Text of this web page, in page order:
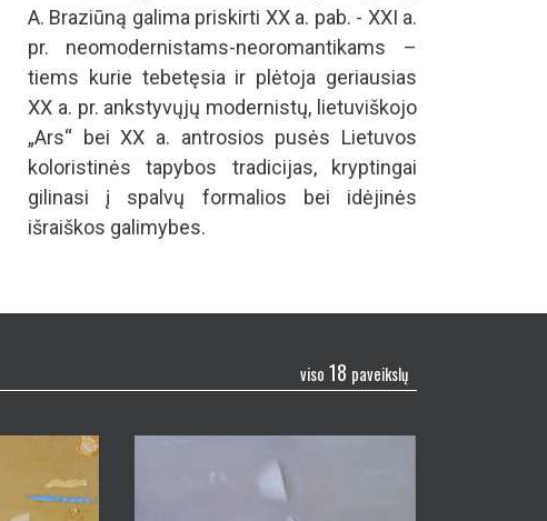
A. Braziūną galima priskirti XX a. pab. - XXI a.
pr. neomodernistams-neoromantikams –
tiems kurie tebetęsia ir plėtoja geriausias
XX a. pr. ankstyvųjų modernistų, lietuviškojo
„Ars“ bei XX a. antrosios pusės Lietuvos
koloristinės tapybos tradicijas, kryptingai
gilinasi į spalvų formalios bei idėjinės
išraiškos galimybes.
viso 18 paveikslų